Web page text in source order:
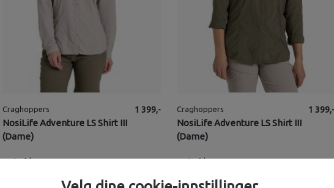
Craghoppers
NosiLife Adventure LS Shirt III
(Dame)
1 399,-
1på lager
Craghoppers
NosiLife Adventure LS Shirt III
(Dame)
1 399,-
1på lager